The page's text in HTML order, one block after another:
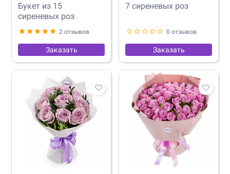
Букет из 15
сиреневых роз
2 отзывов
Заказать
7 сиреневых роз
0 отзывов
Заказать